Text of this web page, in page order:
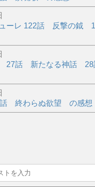
ューレ 122話 反撃の鉞
27話 新たなる神話 28
終わらぬ欲望 の感想